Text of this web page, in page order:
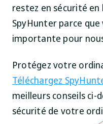
restez en sécurité en
SpyHunter parce
importante pour
Protégez votre
Téléchargez
meilleurs conseils ci-
sécurité de votre